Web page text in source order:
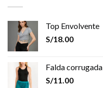
Top Envolvente
S/18.00
Falda corrugada
S/11.00